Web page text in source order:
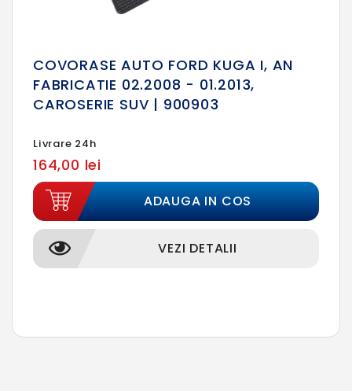
COVORASE AUTO FORD KUGA I, AN
FABRICATIE 02.2008 - 01.2013,
CAROSERIE SUV | 900903
Livrare 24h
164,00 lei
ADAUGA IN COS
VEZI DETALII